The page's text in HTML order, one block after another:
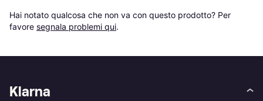
Hai notato qualcosa che non va con questo prodotto? Per
favore segnala problemi qui.
Klarna